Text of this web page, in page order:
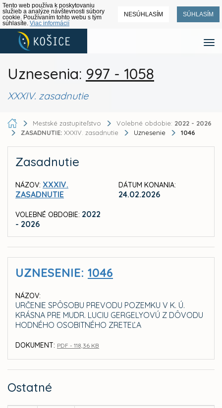
Tento web používa k poskytovaniu
služieb a analýze návštevnosti súbory
cookie. Používaním tohto webu s tým
súhlasíte. Viac informácií
NESÚHLASÍM SÚHLASÍM
Uznesenia: 997 - 1058
XXXIV. zasadnutie
Mestské zastupiteľstvo Volebné obdobie: 2022 - 2026
ZASADNUTIE: XXXIV. zasadnutie Uznesenie 1046
Zasadnutie
NÁZOV: XXXIV.
ZASADNUTIE
VOLEBNÉ OBDOBIE: 2022
- 2026
DÁTUM KONANIA:
24.02.2026
UZNESENIE: 1046
NÁZOV:
URČENIE SPÔSOBU PREVODU POZEMKU V K. Ú.
KRÁSNA PRE MUDR. LUCIU GERGELYOVÚ Z DÔVODU
HODNÉHO OSOBITNÉHO ZRETEĽA
DOKUMENT: PDF - 118,36 KB
Ostatné